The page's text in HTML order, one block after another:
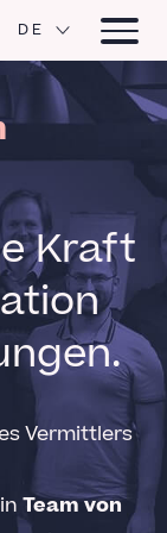
DE
Kraft
Vermittlers
Team von